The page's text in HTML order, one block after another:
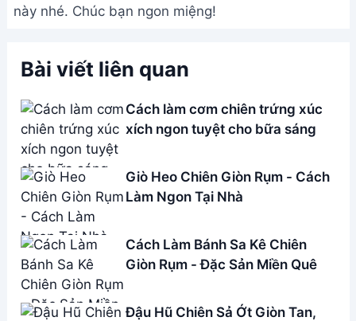
này nhé. Chúc bạn ngon miệng!
Bài viết liên quan
Cách làm cơm chiên trứng xúc
xích ngon tuyệt cho bữa sáng
Giò Heo Chiên Giòn Rụm - Cách
Làm Ngon Tại Nhà
Cách Làm Bánh Sa Kê Chiên
Giòn Rụm - Đặc Sản Miền Quê
Đậu Hũ Chiên Sả Ớt Giòn Tan,